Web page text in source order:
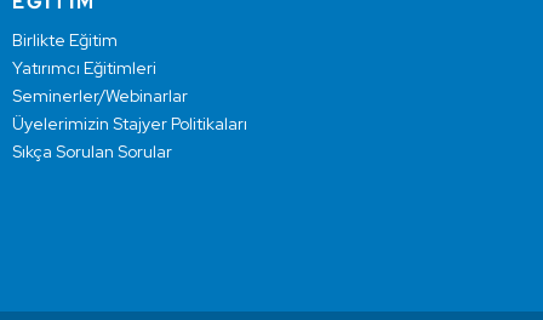
Birlikte Eğitim
Yatırımcı Eğitimleri
Seminerler/Webinarlar
Üyelerimizin Stajyer Politikaları
Sıkça Sorulan Sorular